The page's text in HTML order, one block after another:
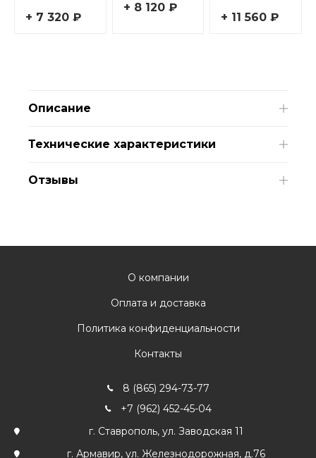
+ 7 320 ₽
+ 8 120 ₽
+ 11 560 ₽
Описание
Технические характеристики
Отзывы
О компании
Оплата и доставка
Политика конфиденциальности
Контакты
8 (865) 294-73-77
+7 (962) 452-45-04
г. Ставрополь, ул. Заводская 11
г. Армавир, ул. Железнодорожная, д.76